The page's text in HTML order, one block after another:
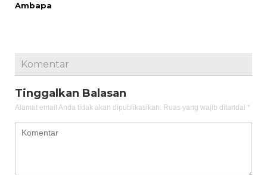
Ambapa
Komentar
Tinggalkan Balasan
Alamat email Anda tidak akan dipublikasikan. Ruas yang wajib ditandai *